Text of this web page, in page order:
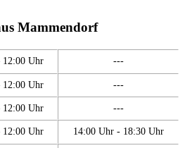
Mammendorf
Uhr ---
Uhr ---
Uhr ---
Uhr 14:00 Uhr - 18:30 Uhr